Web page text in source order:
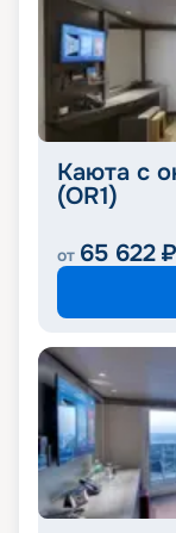
Каюта с
(OR1)
от 65 622 ₽